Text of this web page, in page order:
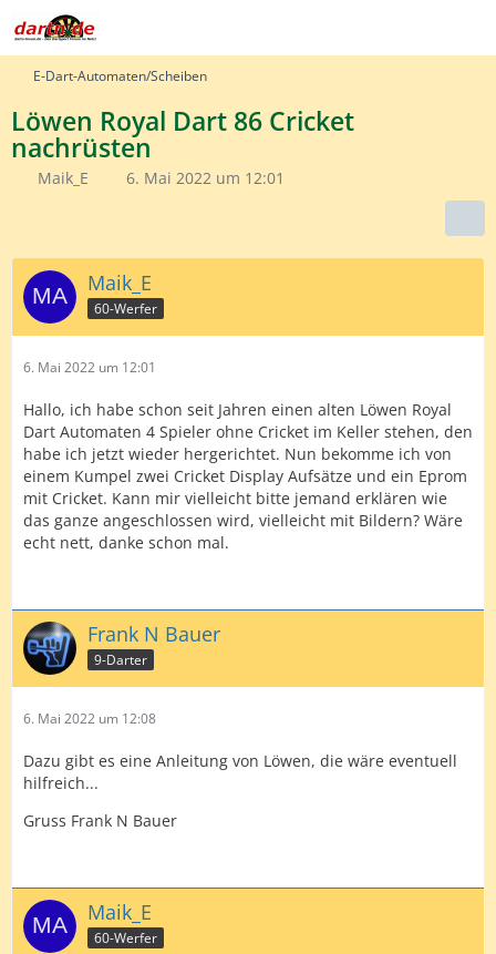
E-Dart-Automaten/Scheiben
Löwen Royal Dart 86 Cricket
nachrüsten
Maik_E 6. Mai 2022 um 12:01
Maik_E
60-Werfer
6. Mai 2022 um 12:01
Hallo, ich habe schon seit Jahren einen alten Löwen Royal
Dart Automaten 4 Spieler ohne Cricket im Keller stehen, den
habe ich jetzt wieder hergerichtet. Nun bekomme ich von
einem Kumpel zwei Cricket Display Aufsätze und ein Eprom
mit Cricket. Kann mir vielleicht bitte jemand erklären wie
das ganze angeschlossen wird, vielleicht mit Bildern? Wäre
echt nett, danke schon mal.
Frank N Bauer
9-Darter
6. Mai 2022 um 12:08
Dazu gibt es eine Anleitung von Löwen, die wäre eventuell
hilfreich...
Gruss Frank N Bauer
Maik_E
60-Werfer